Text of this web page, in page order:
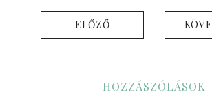
ELŐZŐ
HOZZÁSZÓLÁSOK